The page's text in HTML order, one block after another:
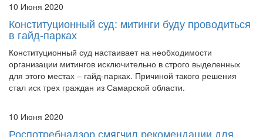
в гайд-парках
Конституционный суд настаивает на необходимости
организации митингов исключительно в строго выделенных
для этого местах – гайд-парках. Причиной такого решения
стал иск трех граждан из Самарской области.
10 Июня 2020
гостиниц и фитнес-центров